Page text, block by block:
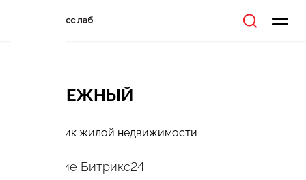
ПРИБРЕЖНЫЙ
Застройщик жилой недвижимости
Внедрение Битрикс24